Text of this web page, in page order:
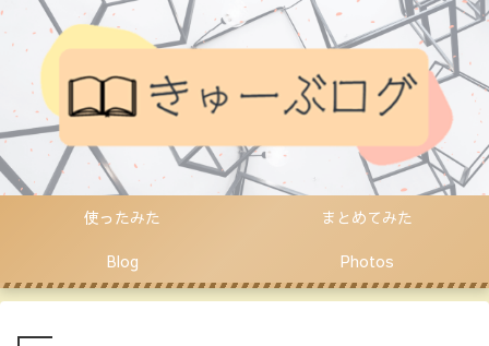
使ったみた
まとめてみた
Blog
Photos